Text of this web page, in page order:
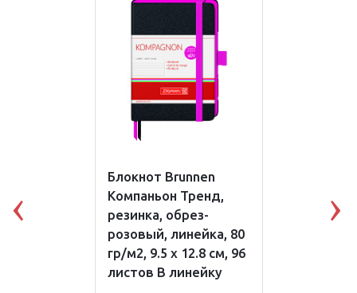
Блокнот Brunnen
Компаньон Тренд,
резинка, обрез-
розовый, линейка, 80
гр/м2, 9.5 х 12.8 см, 96
листов В линейку